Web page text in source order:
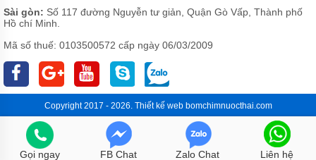
Sài gòn: Số 117 đường Nguyễn tư giản, Quận Gò Vấp, Thành phố
Hồ chí Minh.
Mã số thuế: 0103500572 cấp ngày 06/03/2009
Copyright 2017 - 2026. Thiết kế webbomchimnuocthai.com
Gọi ngay FB Chat Zalo Chat Liên hệ